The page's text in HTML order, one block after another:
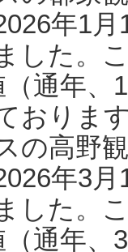
年1
した。
（通年、
おりま
の高野
年3
した。
（通年、